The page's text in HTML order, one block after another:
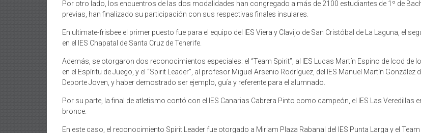
Por otro lado, los encuentros de las dos modalidades han congregado a más de 2100 estudiantes de 1º de
previas, han finalizado su participación con sus respectivas finales insulares.
En ultimate-frisbee el primer puesto fue para el equipo del IES Viera y Clavijo de San Cristóbal de La Laguna, el
en el IES Chapatal de Santa Cruz de Tenerife.
Además, se otorgaron dos reconocimientos especiales: el “Team Spirit”, al IES Lucas Martín Espino de Icod
en el Espíritu de Juego, y el “Spirit Leader”, al profesor Miguel Arsenio Rodríguez, del IES Manuel Martín
Deporte Joven, y haber demostrado ser ejemplo, guía y referente para el alumnado.
Por su parte, la final de atletismo contó con el IES Canarias Cabrera Pinto como campeón, el IES Las Veredillas
bronce.
En este caso, el reconocimiento Spirit Leader fue otorgado a Miriam Plaza Rabanal del IES Punta Larga y el